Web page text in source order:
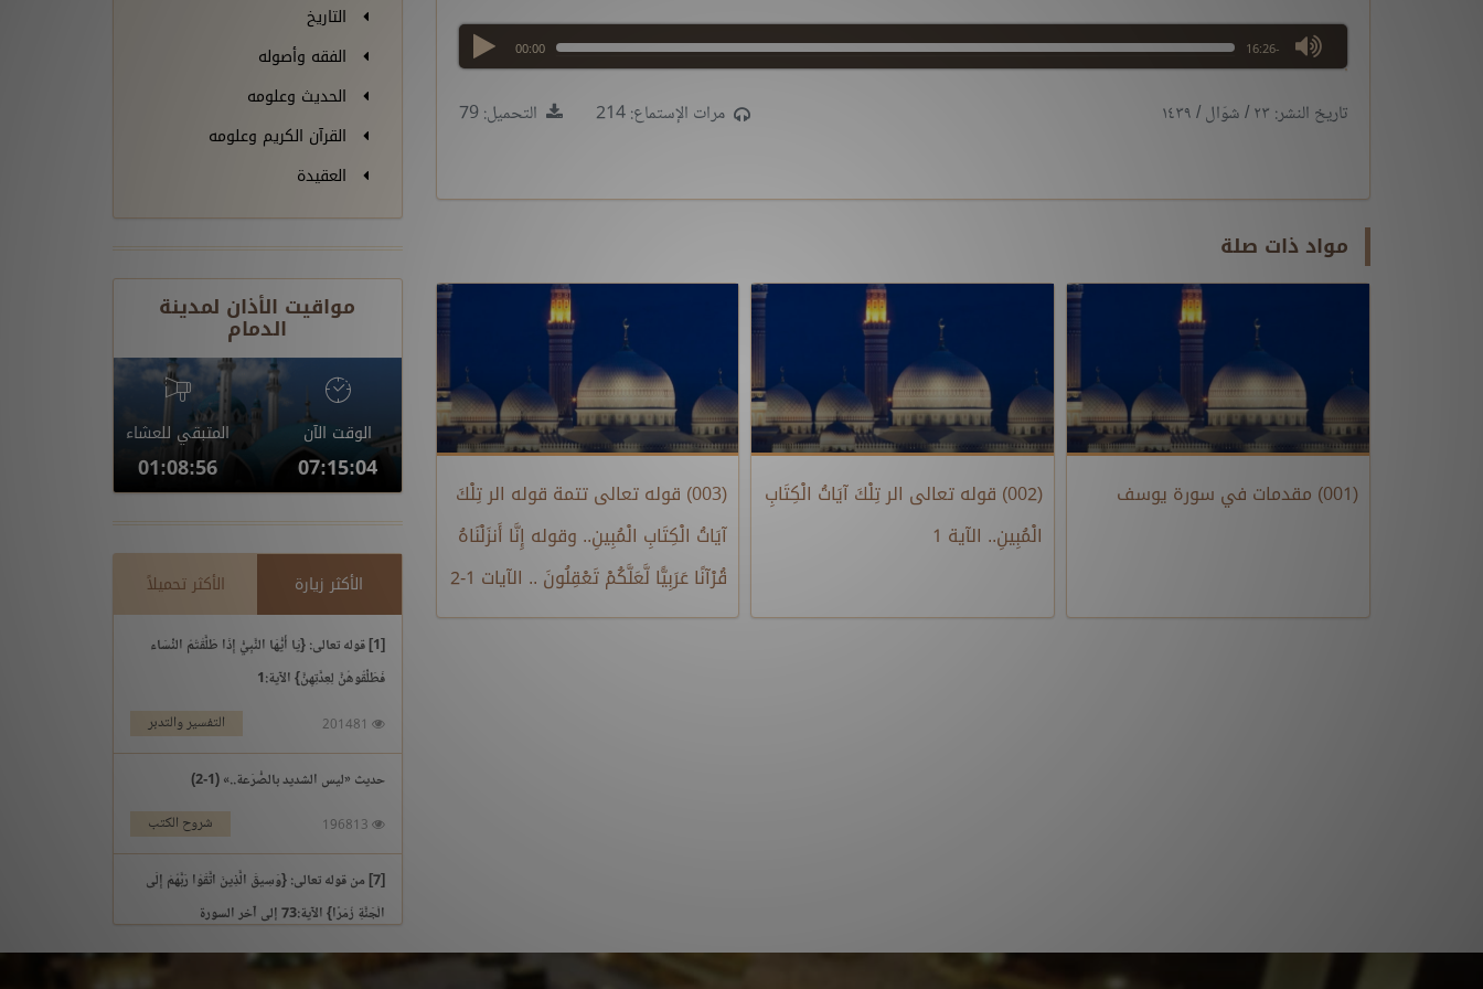
00:00 -16:26
max volume
تاريخ النشر: ٢٣ / شوّال / ١٤٣٩ التحميل: 79 مرات الإستماع: 214
مواد ذات صلة
(001) مقدمات في سورة يوسف
(002) قوله تعالى الر تِلْكَ آيَاتُ الْكِتَابِ
الْمُبِينِ.. الآية 1
(003) قوله تعالى تتمة قوله الر تِلْكَ
آيَاتُ الْكِتَابِ الْمُبِينِ.. وقوله إِنَّا أَنزَلْنَاهُ
قُرْآنًا عَرَبِيًّا لَّعَلَّكُمْ تَعْقِلُونَ .. الآيات 1-2
التاريخ
الفقه وأصوله
الحديث وعلومه
القرآن الكريم وعلومه
العقيدة
مواقيت الأذان لمدينة
الدمام
الوقت الآن
07:15:04
المتبقي للعشاء
01:08:56
الأكثر زيارة الأكثر تحميلاً
[1] قوله تعالى: {يَا أَيُّهَا النَّبِيُّ إِذَا طَلَّقْتُمُ النِّسَاء
فَطَلِّقُوهُنَّ لِعِدَّتِهِنَّ} الآية:1
التفسير والتدبر
حديث «ليس الشديد بالصُّرَعة..» (1-2)
شروح الكتب
[7] من قوله تعالى: {وَسِيقَ الَّذِينَ اتَّقَوْا رَبَّهُمْ إِلَى
الْجَنَّةِ زُمَرًا} الآية:73 إلى آخر السورة
التفسير والتدبر